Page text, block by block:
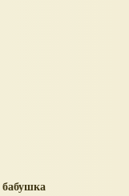
бабушка